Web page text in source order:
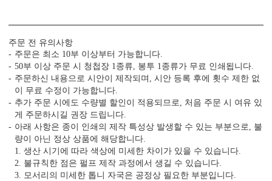
빠른 제작 서비스
수작업 서비스 수신인 주소 인쇄
주문 전 유의사항
주문은 최소 10부 이상부터 가능합니다.
50부 이상 주문 시 청첩장 1종류, 봉투 1종류가 무료 인쇄됩니다.
주문하신 내용으로 시안이 제작되며, 시안 등록 후에 횟수 제한 없
이 무료 수정이 가능합니다.
추가 주문 시에도 수량별 할인이 적용되므로, 처음 주문 시 여유 있
게 주문하시길 권장 드립니다.
아래 사항은 종이 인쇄의 제작 특성상 발생할 수 있는 부분으로, 불
량이 아닌 정상 상품에 해당합니다.
1. 생산 시기에 따라 색상에 미세한 차이가 있을 수 있습니다.
2. 불규칙한 점은 펄프 제작 과정에서 생길 수 있습니다.
3. 모서리의 미세한 톱니 자국은 공정상 필요한 부분입니다.